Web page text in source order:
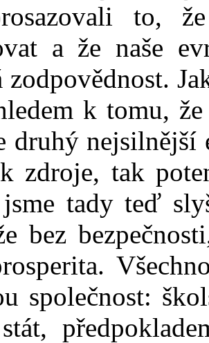
to,
a že naše
zodpovědnost.
k tomu,
druhý
zdroje, tak
tady teď
bez
společnost: